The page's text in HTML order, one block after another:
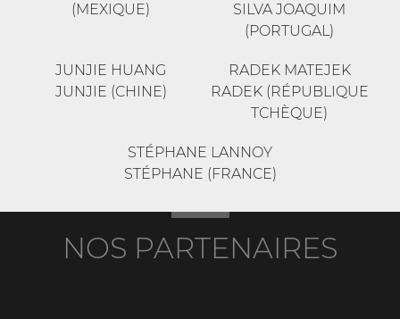
(MEXIQUE)
SILVA JOAQUIM
(PORTUGAL)
JUNJIE HUANG
JUNJIE (CHINE)
RADEK MATEJEK
RADEK (RÉPUBLIQUE
TCHÈQUE)
STÉPHANE LANNOY
STÉPHANE (FRANCE)
NOS PARTENAIRES